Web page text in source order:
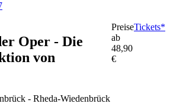
Oper - Die
von
- Rheda-Wiedenbrück
Preise
ab
48,90
€
Tickets*